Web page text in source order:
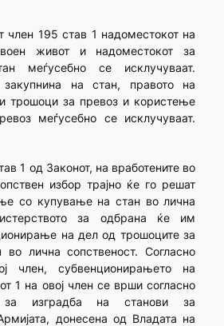
член 195 став 1 надоместокот на
живот и надоместокот за
меѓусебно се исклучуваат.
на стан, правото на
трошоци за превоз и користење
меѓусебно се исклучуваат.
1 од Законот, на вработените во
избор трајно ќе го решат
со купување на стан во лична
за одбрана ќе им
на дел од трошоците за
лична сопственост. Согласно
член, субвенционирањето на
1 на овој член се врши согласно
изградба на станови за
донесена од Владата на